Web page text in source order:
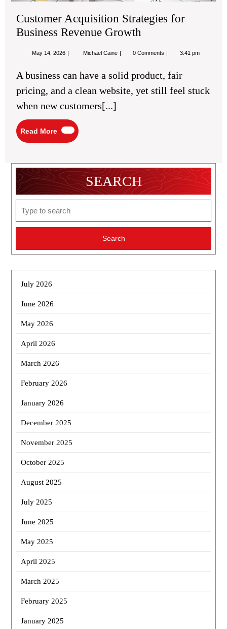
Customer Acquisition Strategies for
Business Revenue Growth
May 14, 2026 May
Michael Caine Customer
for
Business
Revenue
0 Comments 3:41 pm
A business can have a solid product, fair
pricing, and a clean website, yet still feel stuck
when new customers[...]
Read More
Read
More
SEARCH
for:
July 2026
June 2026
May 2026
April 2026
March 2026
February 2026
January 2026
December 2025
November 2025
October 2025
August 2025
July 2025
June 2025
May 2025
April 2025
March 2025
February 2025
January 2025